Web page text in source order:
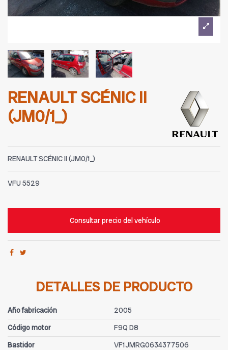
RENAULT SCÉNIC II
(JM0/1_)
RENAULT SCÉNIC II (JM0/1_)
VFU 5529
Consultar precio del vehículo
DETALLES DE PRODUCTO
Año fabricación
2005
Código motor
F9Q D8
Bastidor
VF1JMRG0634377506